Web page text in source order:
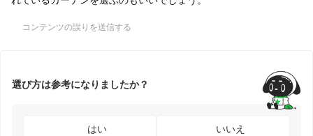
コンテンツの誤りを送信する
選び方は参考になりましたか？
はい いいえ